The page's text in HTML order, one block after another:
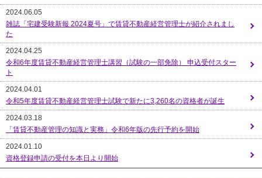
2024.06.05
雑誌「宅建受験新報 2024夏号」で賃貸不動産経営管理士が紹介されまし
た
2024.04.25
令和6年度賃貸不動産経営管理士講習（試験の一部免除） 申込受付スター
ト
2024.04.01
令和5年度賃貸不動産経営管理士試験で新たに3,260名の資格者が誕生
2024.03.18
「賃貸不動産管理の知識と実務」令和6年版の先行予約を開始
2024.01.10
資格登録申請の受付を本日より開始